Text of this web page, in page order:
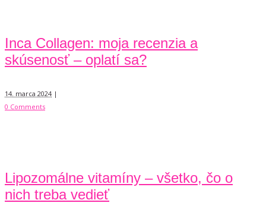
Inca Collagen: moja recenzia a
skúsenosť – oplatí sa?
14. marca 2024 |
0 Comments
Lipozomálne vitamíny – všetko, čo o
nich treba vedieť